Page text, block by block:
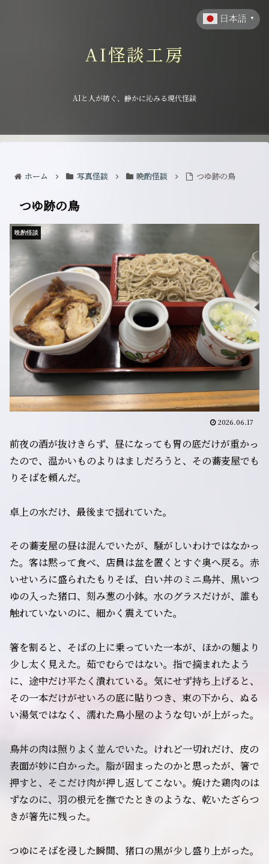
AI怪談工房
AIと人が紡ぐ、静かに沁みる現代怪談
ホーム 写真怪談 晩酌怪談 つゆ跡の鳥
つゆ跡の鳥
晩酌怪談
2026.06.17
前夜の酒が抜けきらず、昼になっても胃の底だけが重かっ
たので、温かいものよりはましだろうと、その蕎麦屋でも
りそばを頼んだ。
卓上の水だけ、最後まで揺れていた。
その蕎麦屋の昼は混んでいたが、騒がしいわけではなかっ
た。客は黙って食べ、店員は盆を置くとすぐ奥へ戻る。赤
いせいろに盛られたもりそば、白い丼のミニ鳥丼、黒いつ
ゆの入った猪口、刻み葱の小鉢。水のグラスだけが、誰も
触れていないのに、細かく震えていた。
箸を割ると、そばの上に乗っていた一本が、ほかの麺より
少し太く見えた。茹でむらではない。指で摘まれたよう
に、途中だけ平たく潰れている。気にせず持ち上げると、
その一本だけがせいろの底に貼りつき、束の下から、ぬる
い湯気ではなく、濡れた鳥小屋のような匂いが上がった。
鳥丼の肉は照りよく並んでいた。けれど一切れだけ、皮の
表面が妙に白かった。脂が固まったのかと思ったが、箸で
押すと、そこだけ肉が押し返してこない。焼けた鶏肉のは
ずなのに、羽の根元を撫でたときのような、乾いたざらつ
きが箸先に残った。
つゆにそばを浸した瞬間、猪口の黒が少し盛り上がった。
日本語 ▼